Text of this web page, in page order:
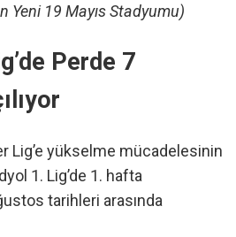
Yeni 19 Mayıs Stadyumu)
Perde 7
Lig’e yükselme mücadelesinin
1. Lig’de 1. hafta
tarihleri arasında